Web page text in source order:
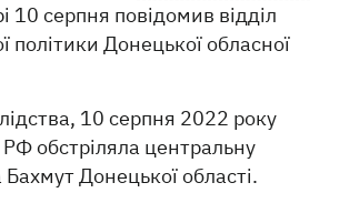
10 серпня повідомив відділ
політики Донецької обласної
10 серпня 2022 року
обстріляла центральну
Бахмут Донецької області.